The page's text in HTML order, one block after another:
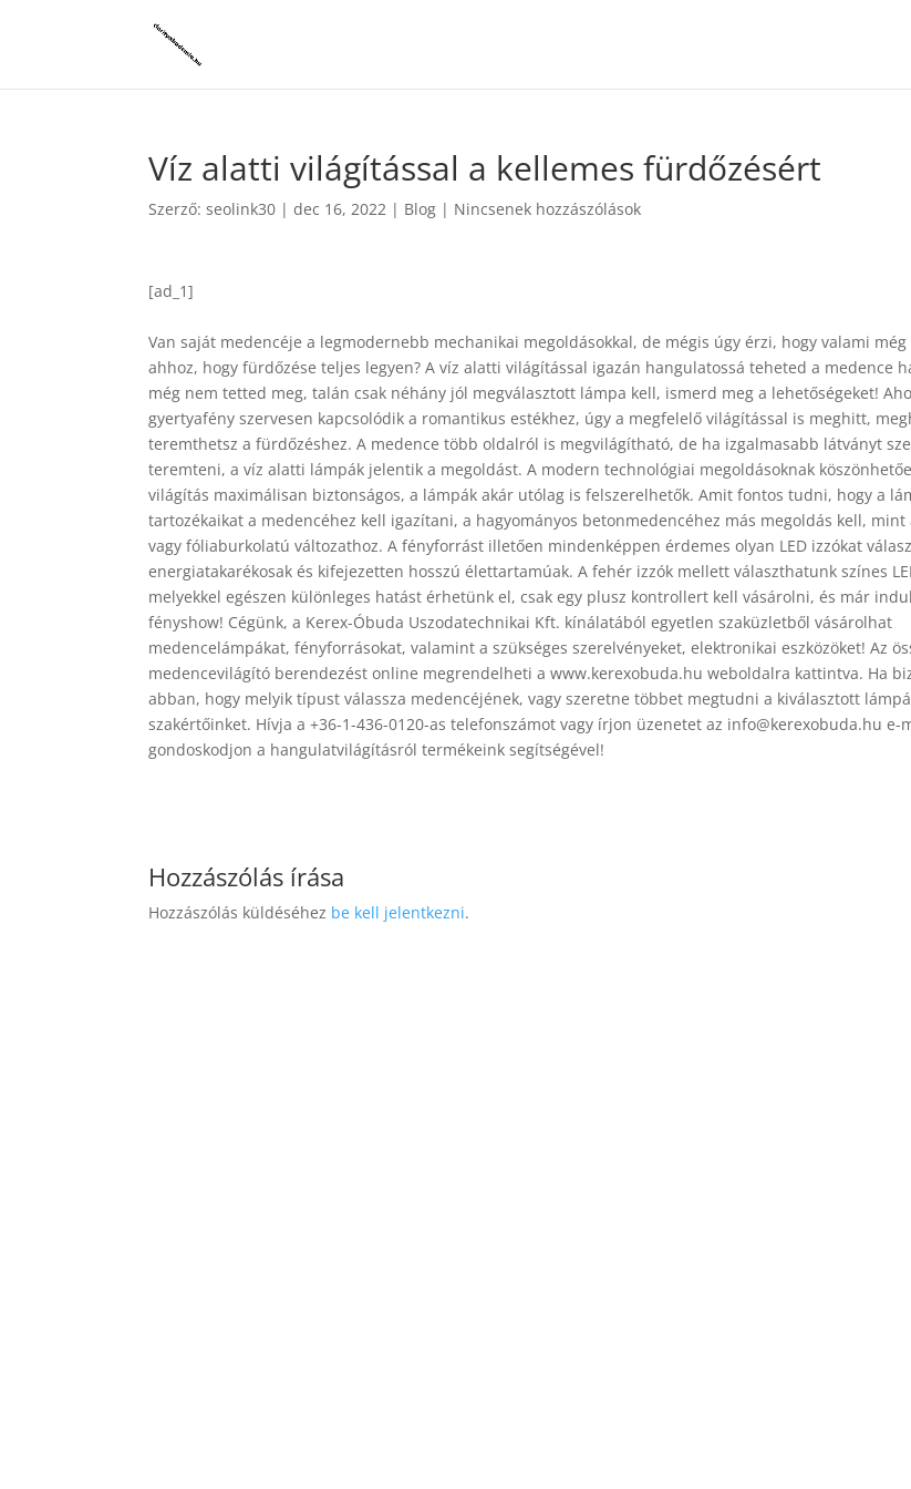
Víz alatti világítással a kellemes fürdőzésért
Szerző:seolink30 |dec 16, 2022 | Blog | Nincsenek hozzászólások
[ad_1]
Van saját medencéje a legmodernebb mechanikai megoldásokkal, de mégis úgy érzi, hogy valami
ahhoz, hogy fürdőzése teljes legyen? A víz alatti világítással igazán hangulatossá teheted a medence
még nem tetted meg, talán csak néhány jól megválasztott lámpa kell, ismerd meg a lehetőségeket!
gyertyafény szervesen kapcsolódik a romantikus estékhez, úgy a megfelelő világítással is meghitt,
teremthetsz a fürdőzéshez. A medence több oldalról is megvilágítható, de ha izgalmasabb látványt
teremteni, a víz alatti lámpák jelentik a megoldást. A modern technológiai megoldásoknak
világítás maximálisan biztonságos, a lámpák akár utólag is felszerelhetők. Amit fontos tudni, hogy a
tartozékaikat a medencéhez kell igazítani, a hagyományos betonmedencéhez más megoldás kell, mint
vagy fóliaburkolatú változathoz. A fényforrást illetően mindenképpen érdemes olyan LED izzókat
energiatakarékosak és kifejezetten hosszú élettartamúak. A fehér izzók mellett választhatunk színes
melyekkel egészen különleges hatást érhetünk el, csak egy plusz kontrollert kell vásárolni, és már
fényshow! Cégünk, a Kerex-Óbuda Uszodatechnikai Kft. kínálatából egyetlen szaküzletből vásárolhat
medencelámpákat, fényforrásokat, valamint a szükséges szerelvényeket, elektronikai eszközöket! Az
medencevilágító berendezést online megrendelheti a www.kerexobuda.hu weboldalra kattintva. Ha
abban, hogy melyik típust válassza medencéjének, vagy szeretne többet megtudni a kiválasztott
szakértőinket. Hívja a +36-1-436-0120-as telefonszámot vagy írjon üzenetet az info@kerexobuda.hu e-
gondoskodjon a hangulatvilágításról termékeink segítségével!
Hozzászólás írása
Hozzászólás küldéséhez be kell jelentkezni.